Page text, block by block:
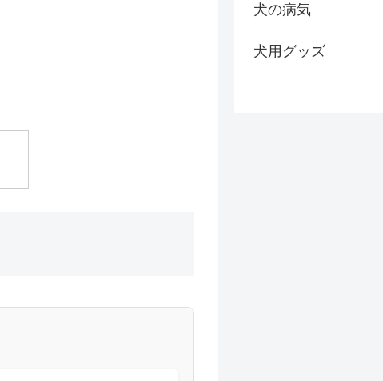
犬の病気
犬用グッズ